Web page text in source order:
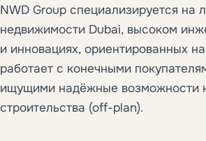
NWD Group специализируется на
недвижимости Dubai, высоком
и инновациях, ориентированных
работает с конечными
ищущими надёжные возможности
строительства (off-plan).